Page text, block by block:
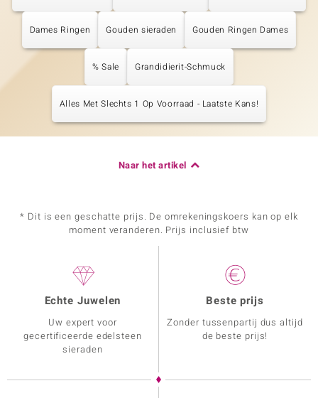
Dames Ringen Gouden sieraden Gouden Ringen Dames
% Sale Grandidierit-Schmuck
Alles Met Slechts 1 Op Voorraad - Laatste Kans!
Naar het artikel
* Dit is een geschatte prijs. De omrekeningskoers kan op elk
moment veranderen. Prijs inclusief btw
Echte Juwelen
Uw expert voor
gecertificeerde edelsteen
sieraden
Beste prijs
Zonder tussenpartij dus altijd
de beste prijs!